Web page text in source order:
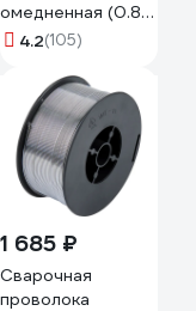
омедненная (0.8
мм; 1 кг) REMIX
4.2(105)
1 685 ₽
Сварочная
проволока